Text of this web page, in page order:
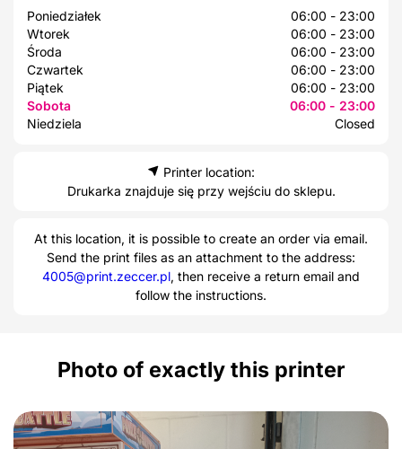
Poniedziałek
06:00 - 23:00
Wtorek
06:00 - 23:00
Środa
06:00 - 23:00
Czwartek
06:00 - 23:00
Piątek
06:00 - 23:00
Sobota
06:00 - 23:00
Niedziela
Closed
Printer location:
Drukarka znajduje się przy wejściu do sklepu.
At this location, it is possible to create an order via email.
Send the print files as an attachment to the address:
4005@print.zeccer.pl, then receive a return email and
follow the instructions.
Photo of exactly this printer